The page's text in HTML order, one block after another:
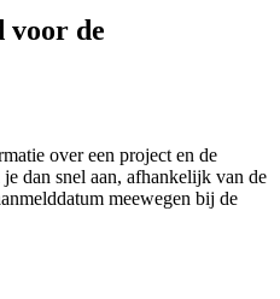
voor de
over een project en de
dan snel aan, afhankelijk van de
meewegen bij de